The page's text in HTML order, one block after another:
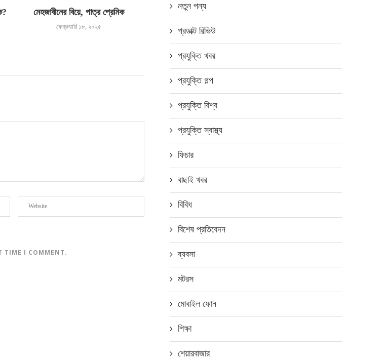
মেহজাবীনের বিয়ে, পাত্র প্রেমিক
ফেব্রুয়ারি ১৮, ২০২৫
পাঠানো ম্যাসেজ ফিরিয়ে আনার ফিচার
আসছে ফেইসবুকে
TIME I COMMENT.
নতুন পন্য
প্রডাক্ট রিভিউ
প্রযুক্তি খবর
প্রযুক্তি গল্প
প্রযুক্তি বিশ্ব
প্রযুক্তি স্বাস্থ্য
ফিচার
বাছাই খবর
বিবিধ
বিশেষ প্রতিবেদন
ব্যবসা
মটরস
মোবাইল ফোন
শিক্ষা
শেয়ারবাজার